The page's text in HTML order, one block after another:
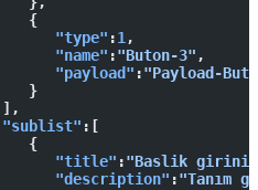
{
"type"
:1,
"name"
:"Buton-3" ,
"payload"
:"Payload-
}
:[
{
"title"
:"Baslik
"description"
:"Tanım